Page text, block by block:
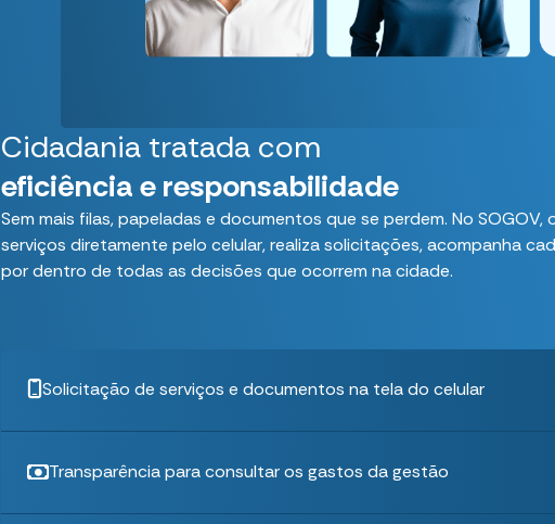
Cidadania tratada com
eficiência e responsabilidade
Sem mais filas, papeladas e documentos que se perdem. No SOGOV,
serviços diretamente pelo celular, realiza solicitações, acompanha
por dentro de todas as decisões que ocorrem na cidade.
Solicitação de serviços e documentos na tela do celular
Transparência para consultar os gastos da gestão